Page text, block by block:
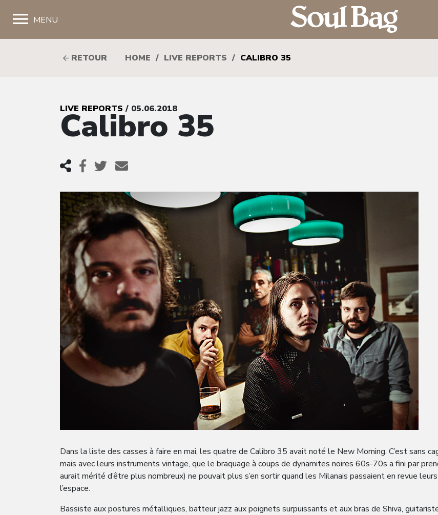
MENU
RETOUR HOME / LIVE REPORTS / CALIBRO 35
LIVE REPORTS / 05.06.2018
Calibro 35
Dans la liste des casses à faire en mai, les quatre de Calibro 35 avait noté le New Morning. C’est sans
mais avec leurs instruments vintage, que le braquage à coups de dynamites noires 60s-70s a fini par
aurait mérité d’être plus nombreux) ne pouvait plus s’en sortir quand les Milanais passaient en revue
l’espace.
Bassiste aux postures métalliques, batteur jazz aux poignets surpuissants et aux bras de Shiva,